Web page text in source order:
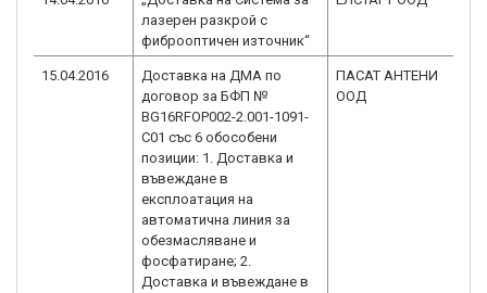
лазерен разкрой с
фиброоптичен източник“
15.04.2016
Доставка на ДМА по
договор за БФП №
BG16RFOP002-2.001-1091-
C01 със 6 обособени
позиции: 1. Доставка и
въвеждане в
експлоатация на
автоматична линия за
обезмасляване и
фосфатиране; 2.
Доставка и въвеждане в
ПАСАТ АНТЕНИ
ООД